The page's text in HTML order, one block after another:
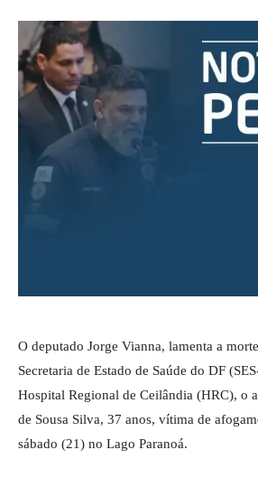
O deputado Jorge Vianna, lamenta a
Secretaria de Estado de Saúde do DF
Hospital Regional de Ceilândia (HRC), o
de Sousa Silva, 37 anos, vítima de
sábado (21) no Lago Paranoá.